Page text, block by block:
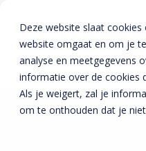
Deze website slaat
website omgaat en om je
analyse en meetgegevens
informatie over de cookies
Als je weigert, zal je
om te onthouden dat je
Home»Projecten